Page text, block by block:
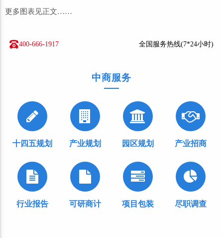
更多图表见正文……
400-666-1917 全国服务热线(7*24小时)
中商服务
十四五规划 产业规划 园区规划 产业招商
行业报告 可研商计 项目包装 尽职调查